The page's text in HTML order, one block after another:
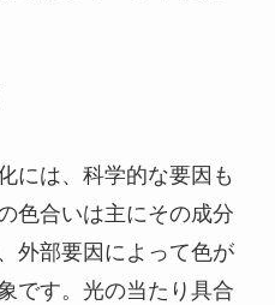
には、科学的な要因も
色合いは主にその成分
外部要因によって色が
です。光の当たり具合